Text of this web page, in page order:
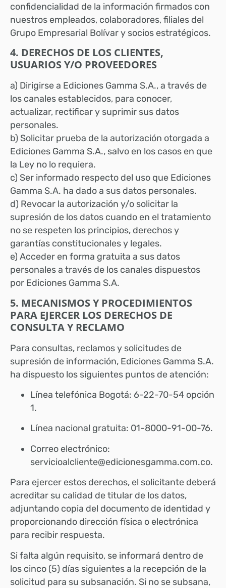
confidencialidad de la información firmados con
nuestros empleados, colaboradores, filiales del
Grupo Empresarial Bolívar y socios estratégicos.
4. DERECHOS DE LOS CLIENTES,
USUARIOS Y/O PROVEEDORES
a) Dirigirse a Ediciones Gamma S.A., a través de
los canales establecidos, para conocer,
actualizar, rectificar y suprimir sus datos
personales.
b) Solicitar prueba de la autorización otorgada a
Ediciones Gamma S.A., salvo en los casos en que
la Ley no lo requiera.
c) Ser informado respecto del uso que Ediciones
Gamma S.A. ha dado a sus datos personales.
d) Revocar la autorización y/o solicitar la
supresión de los datos cuando en el tratamiento
no se respeten los principios, derechos y
garantías constitucionales y legales.
e) Acceder en forma gratuita a sus datos
personales a través de los canales dispuestos
por Ediciones Gamma S.A.
5. MECANISMOS Y PROCEDIMIENTOS
PARA EJERCER LOS DERECHOS DE
CONSULTA Y RECLAMO
Para consultas, reclamos y solicitudes de
supresión de información, Ediciones Gamma S.A.
ha dispuesto los siguientes puntos de atención:
Línea telefónica Bogotá: 6-22-70-54 opción
1.
Línea nacional gratuita: 01-8000-91-00-76.
Correo electrónico:
servicioalcliente@edicionesgamma.com.co.
Para ejercer estos derechos, el solicitante deberá
acreditar su calidad de titular de los datos,
adjuntando copia del documento de identidad y
proporcionando dirección física o electrónica
para recibir respuesta.
Si falta algún requisito, se informará dentro de
los cinco (5) días siguientes a la recepción de la
solicitud para su subsanación. Si no se subsana,